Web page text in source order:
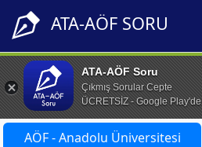
ATA-AÖF SORU
ATA-AÖF Soru
Çıkmış Sorular Cepte
ÜCRETSİZ - Google Play'de
AÖF - Anadolu Üniversitesi